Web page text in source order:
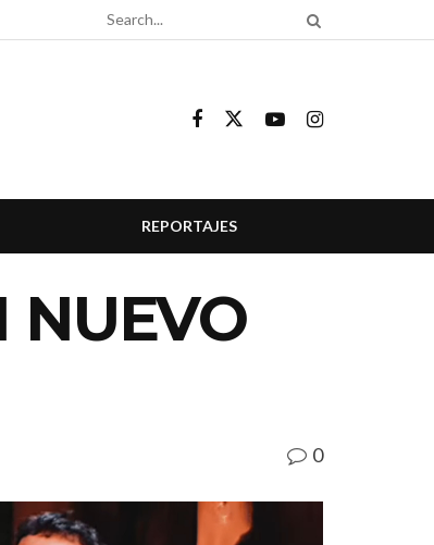
REPORTAJES
NUEVO
0